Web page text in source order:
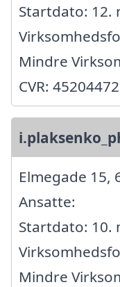
Startdato: 12.
Mindre
CVR: 45204472
Elmegade 15,
Ansatte:
Startdato: 10.
Mindre